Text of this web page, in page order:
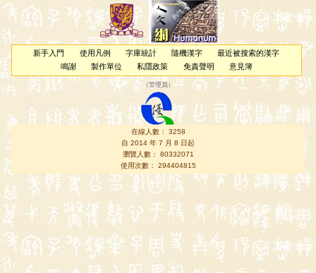
新手入門 使用凡例 字庫統計 隨機漢字
最近被搜索的漢字
鳴謝
製作單位 私隱政策 免責聲明 意見簿
（管理員 ）
在線人數： 3258
自 2014 年 7 月 8 日起
瀏覽人數： 80332071
使用次數： 294404815